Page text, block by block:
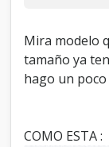
Mira modelo
tamaño ya
hago un
COMO ESTA :